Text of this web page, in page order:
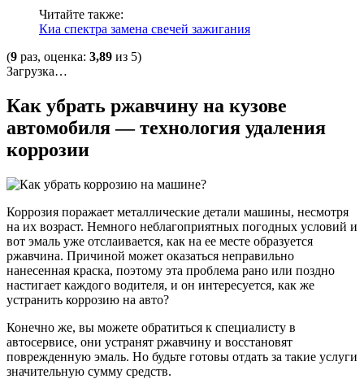
Читайте также:
Киа спектра замена свечей зажигания
(9 раз, оценка: 3,89 из 5)
Загрузка…
Как убрать ржавчину на кузове
автомобиля — технология удаления
коррозии
Коррозия поражает металлические детали машины, несмотря
на их возраст. Немного неблагоприятных погодных условий и
вот эмаль уже отслаивается, как на ее месте образуется
ржавчина. Причиной может оказаться неправильно
нанесенная краска, поэтому эта проблема рано или поздно
настигает каждого водителя, и он интересуется, как же
устранить коррозию на авто?
Конечно же, вы можете обратиться к специалисту в
автосервисе, они устранят ржавчину и восстановят
поврежденную эмаль. Но будьте готовы отдать за такие услуги
значительную сумму средств.